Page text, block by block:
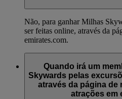
Não, para ganhar Milhas
ser feitas online, através da
emirates.com.
Quando irá um
Skywards pelas
através da página de
atrações em